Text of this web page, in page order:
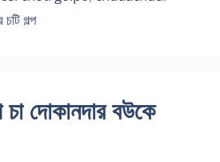
চটি গল্প
চা দোকানদার বউকে